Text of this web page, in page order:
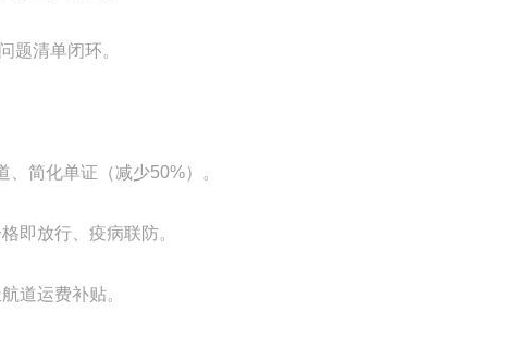
题清单闭环。
、简化单证（减少50%）。
即放行、疫病联防。
道运费补贴。